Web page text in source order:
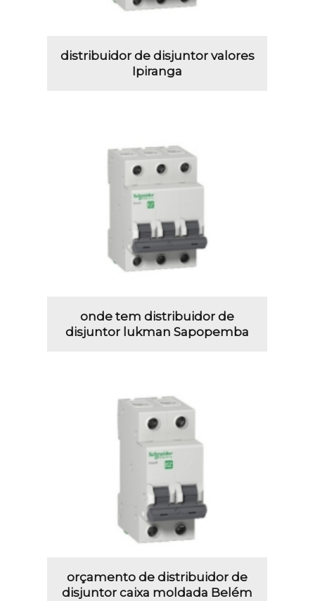
distribuidor de disjuntor valores
Ipiranga
onde tem distribuidor de
disjuntor lukman Sapopemba
orçamento de distribuidor de
disjuntor caixa moldada Belém